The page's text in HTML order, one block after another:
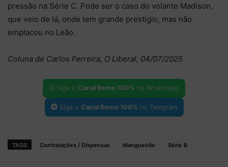
pressão na Série C. Pode ser o caso do volante Madison,
que veio de lá, onde tem grande prestígio, mas não
emplacou no Leão.
Coluna de Carlos Ferreira, O Liberal, 04/07/2025
Siga o Canal Remo 100% no WhatsApp
Siga o Canal Remo 100% no Telegram
TAGS Contratações / Dispensas Mangueirão Série B